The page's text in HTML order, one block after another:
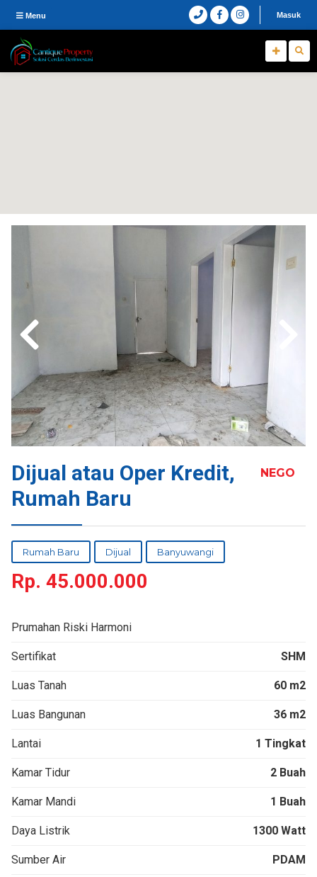
Menu Masuk
Dijual atau Oper Kredit,
Rumah Baru
NEGO
Rumah Baru Dijual Banyuwangi
Rp. 45.000.000
Prumahan Riski Harmoni
Sertifikat SHM
Luas Tanah 60 m2
Luas Bangunan 36 m2
Lantai 1 Tingkat
Kamar Tidur 2 Buah
Kamar Mandi 1 Buah
Daya Listrik 1300 Watt
Sumber Air PDAM